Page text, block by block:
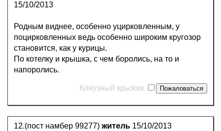
15/10/2013
Родным виднее, особенно уцирковленным, у
поцирковленных ведь особенно широким кругозор
становится, как у курицы.
По котелку и крышка, с чем боролись, на то и
напоролись.
Кляузный крыжик
12.(пост намбер 99277) житель 15/10/2013